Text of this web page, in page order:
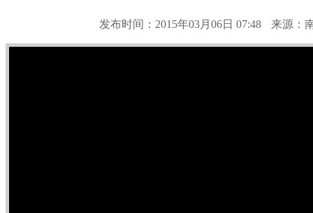
发布时间：2015年03月06日 07:48 来源：